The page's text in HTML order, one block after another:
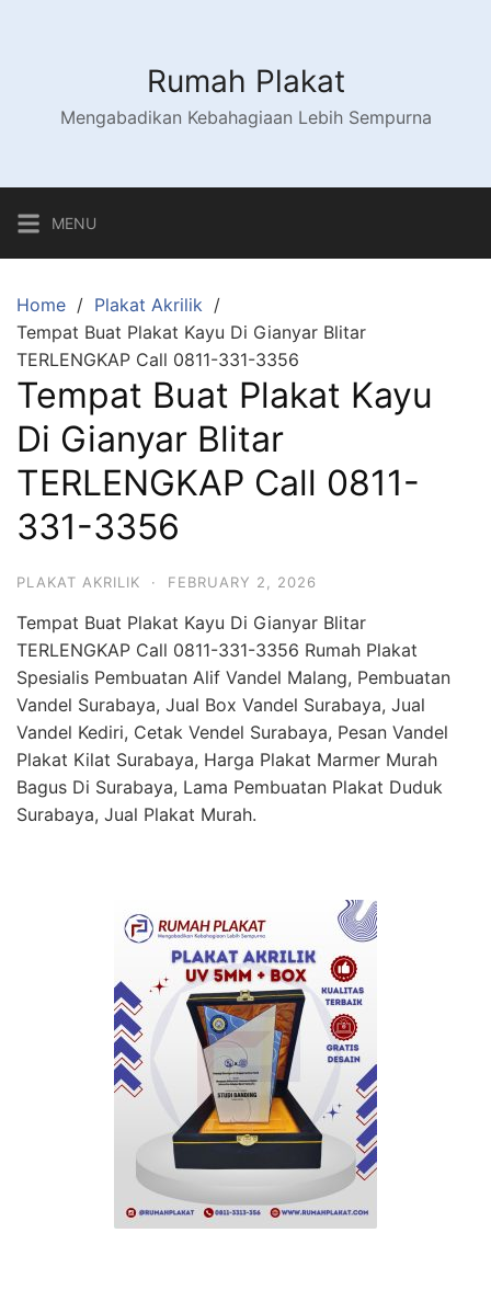
Rumah Plakat
Mengabadikan Kebahagiaan Lebih Sempurna
MENU
Home
Plakat Akrilik
Tempat Buat Plakat Kayu Di Gianyar Blitar
TERLENGKAP Call 0811-331-3356
Tempat Buat Plakat Kayu
Di Gianyar Blitar
TERLENGKAP Call 0811-
331-3356
PLAKAT AKRILIK · FEBRUARY 2, 2026
Tempat Buat Plakat Kayu Di Gianyar Blitar
TERLENGKAP Call 0811-331-3356 Rumah Plakat
Spesialis Pembuatan Alif Vandel Malang, Pembuatan
Vandel Surabaya, Jual Box Vandel Surabaya, Jual
Vandel Kediri, Cetak Vendel Surabaya, Pesan Vandel
Plakat Kilat Surabaya, Harga Plakat Marmer Murah
Bagus Di Surabaya, Lama Pembuatan Plakat Duduk
Surabaya, Jual Plakat Murah.